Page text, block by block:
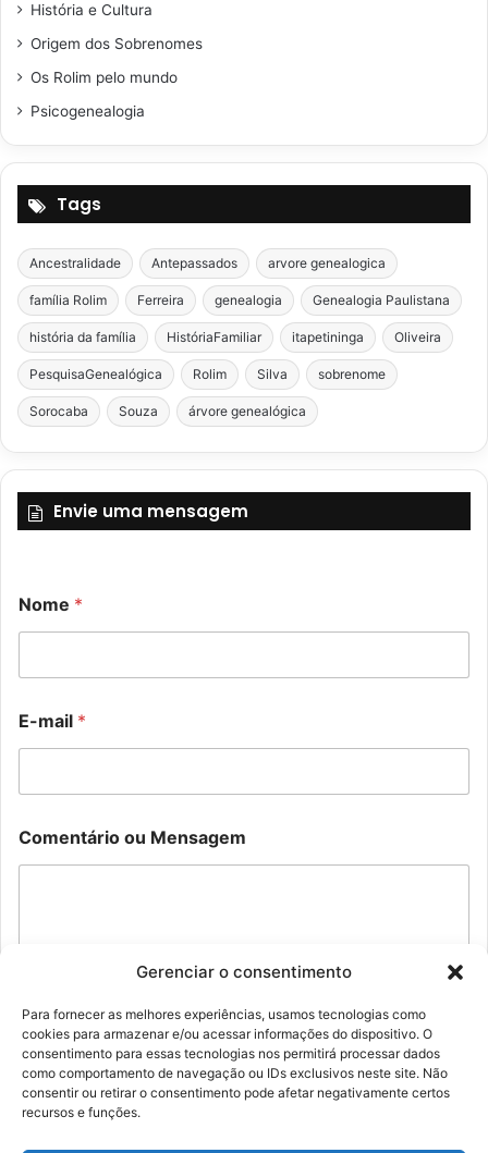
Gerenciar o consentimento
Para fornecer as melhores experiências, usamos tecnologias como
cookies para armazenar e/ou acessar informações do dispositivo. O
consentimento para essas tecnologias nos permitirá processar dados
como comportamento de navegação ou IDs exclusivos neste site. Não
consentir ou retirar o consentimento pode afetar negativamente certos
recursos e funções.
História e Cultura
Origem dos Sobrenomes
Os Rolim pelo mundo
Psicogenealogia
Tags
Ancestralidade Antepassados arvore genealogica
família Rolim Ferreira genealogia Genealogia Paulistana
história da família HistóriaFamiliar itapetininga Oliveira
PesquisaGenealógica Rolim Silva sobrenome
Sorocaba Souza árvore genealógica
Envie uma mensagem
Nome *
E-mail *
o
m
n
g
e
m
C
o
m
o
m
á
o
M
e
n
s
a
Comentário ou Mensagem
Enviar